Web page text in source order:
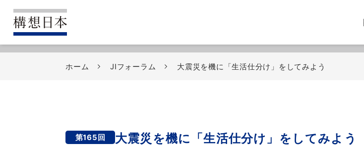
ホーム JIフォーラム 大震災を機に「生活仕分け」をしてみよう
第165回 大震災を機に「生活仕分け」をしてみよう